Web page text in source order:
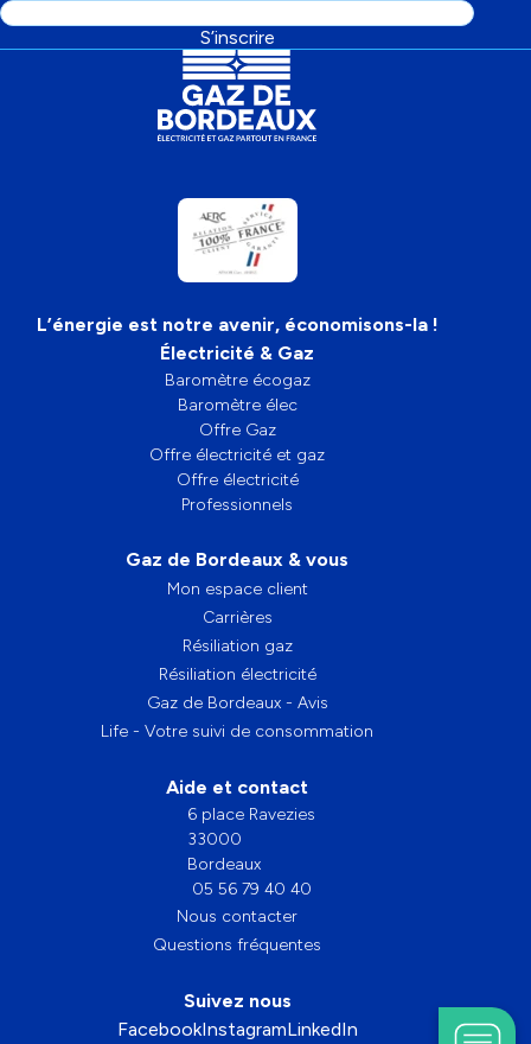
Adresse
S’inscrire
L’énergie est notre avenir, économisons-la !
Électricité & Gaz
Baromètre écogaz
Baromètre élec
Offre Gaz
Offre électricité et gaz
Offre électricité
Professionnels
Gaz de Bordeaux & vous
Mon espace client
Carrières
Résiliation gaz
Résiliation électricité
Gaz de Bordeaux - Avis
Life - Votre suivi de consommation
Aide et contact
6 place Ravezies
33000
Bordeaux
05 56 79 40 40
Nous contacter
Questions fréquentes
Suivez nous
FacebookInstagramLinkedIn